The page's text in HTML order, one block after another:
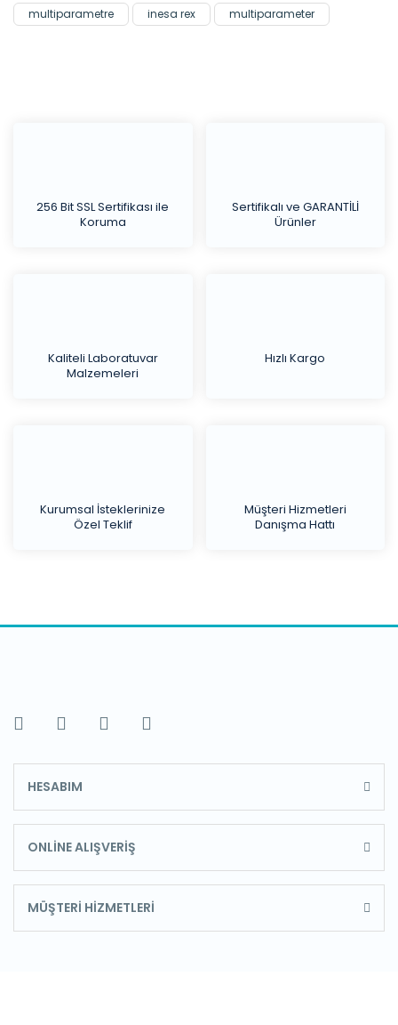
multiparametre
inesa rex multiparameter
256 Bit SSL Sertifikası ile
Koruma
Sertifikalı ve GARANTİLİ
Ürünler
Kaliteli Laboratuvar
Malzemeleri
Hızlı Kargo
Kurumsal İsteklerinize
Özel Teklif
Müşteri Hizmetleri
Danışma Hattı
HESABIM
ONLİNE ALIŞVERİŞ
MÜŞTERİ HİZMETLERİ